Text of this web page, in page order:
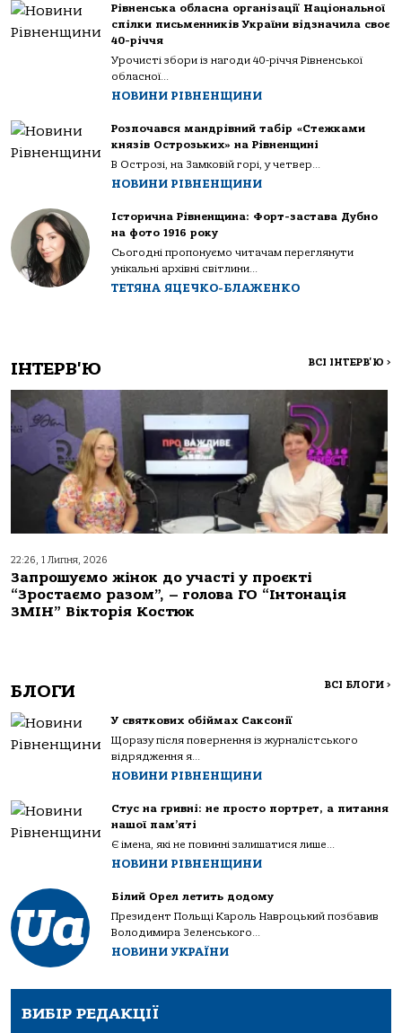
Рівненська обласна організації Національної
спілки письменників України відзначила своє
40-річчя
Урочисті збори із нагоди 40-річчя Рівненської
обласної...
НОВИНИ РІВНЕНЩИНИ
Розпочався мандрівний табір «Стежками
князів Острозьких» на Рівненщині
В Острозі, на Замковій горі, у четвер...
НОВИНИ РІВНЕНЩИНИ
Історична Рівненщина: Форт-застава Дубно
на фото 1916 року
Сьогодні пропонуємо читачам переглянути
унікальні архівні світлини...
ТЕТЯНА ЯЦЕЧКО-БЛАЖЕНКО
ІНТЕРВ'Ю ВСІ ІНТЕРВ'Ю >
22:26, 1 Липня, 2026
Запрошуємо жінок до участі у проєкті
“Зростаємо разом”, – голова ГО “Інтонація
ЗМІН” Вікторія Костюк
БЛОГИ ВСІ БЛОГИ >
У святкових обіймах Саксонії
Щоразу після повернення із журналістського
відрядження я...
НОВИНИ РІВНЕНЩИНИ
Стус на гривні: не просто портрет, а питання
нашої пам’яті
Є імена, які не повинні залишатися лише...
НОВИНИ РІВНЕНЩИНИ
Білий Орел летить додому
Президент Польщі Кароль Навроцький позбавив
Володимира Зеленського...
НОВИНИ УКРАЇНИ
ВИБІР РЕДАКЦІЇ